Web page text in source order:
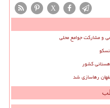
X
و مشارکت جوامع محلی
کشور
رهاسازی شد